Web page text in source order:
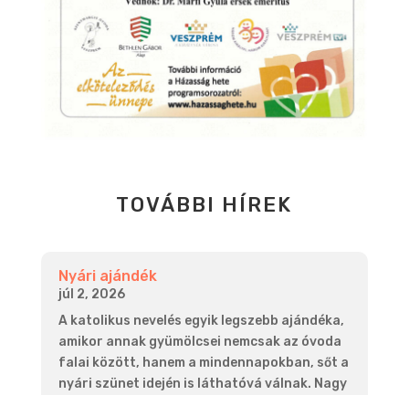
TOVÁBBI HÍREK
Nyári ajándék
júl 2, 2026
A katolikus nevelés egyik legszebb ajándéka,
amikor annak gyümölcsei nemcsak az óvoda
falai között, hanem a mindennapokban, sőt a
nyári szünet idején is láthatóvá válnak. Nagy